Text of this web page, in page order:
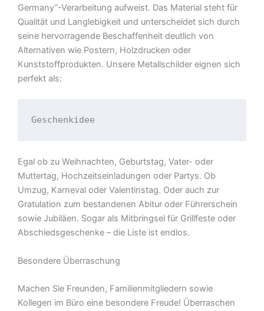
Germany”-Verarbeitung aufweist. Das Material steht für
Qualität und Langlebigkeit und unterscheidet sich durch
seine hervorragende Beschaffenheit deutlich von
Alternativen wie Postern, Holzdrucken oder
Kunststoffprodukten. Unsere Metallschilder eignen sich
perfekt als:
Geschenkidee
Egal ob zu Weihnachten, Geburtstag, Vater- oder
Muttertag, Hochzeitseinladungen oder Partys. Ob
Umzug, Karneval oder Valentinstag. Oder auch zur
Gratulation zum bestandenen Abitur oder Führerschein
sowie Jubiläen. Sogar als Mitbringsel für Grillfeste oder
Abschiedsgeschenke – die Liste ist endlos.
Besondere Überraschung
Machen Sie Freunden, Familienmitgliedern sowie
Kollegen im Büro eine besondere Freude! Überraschen